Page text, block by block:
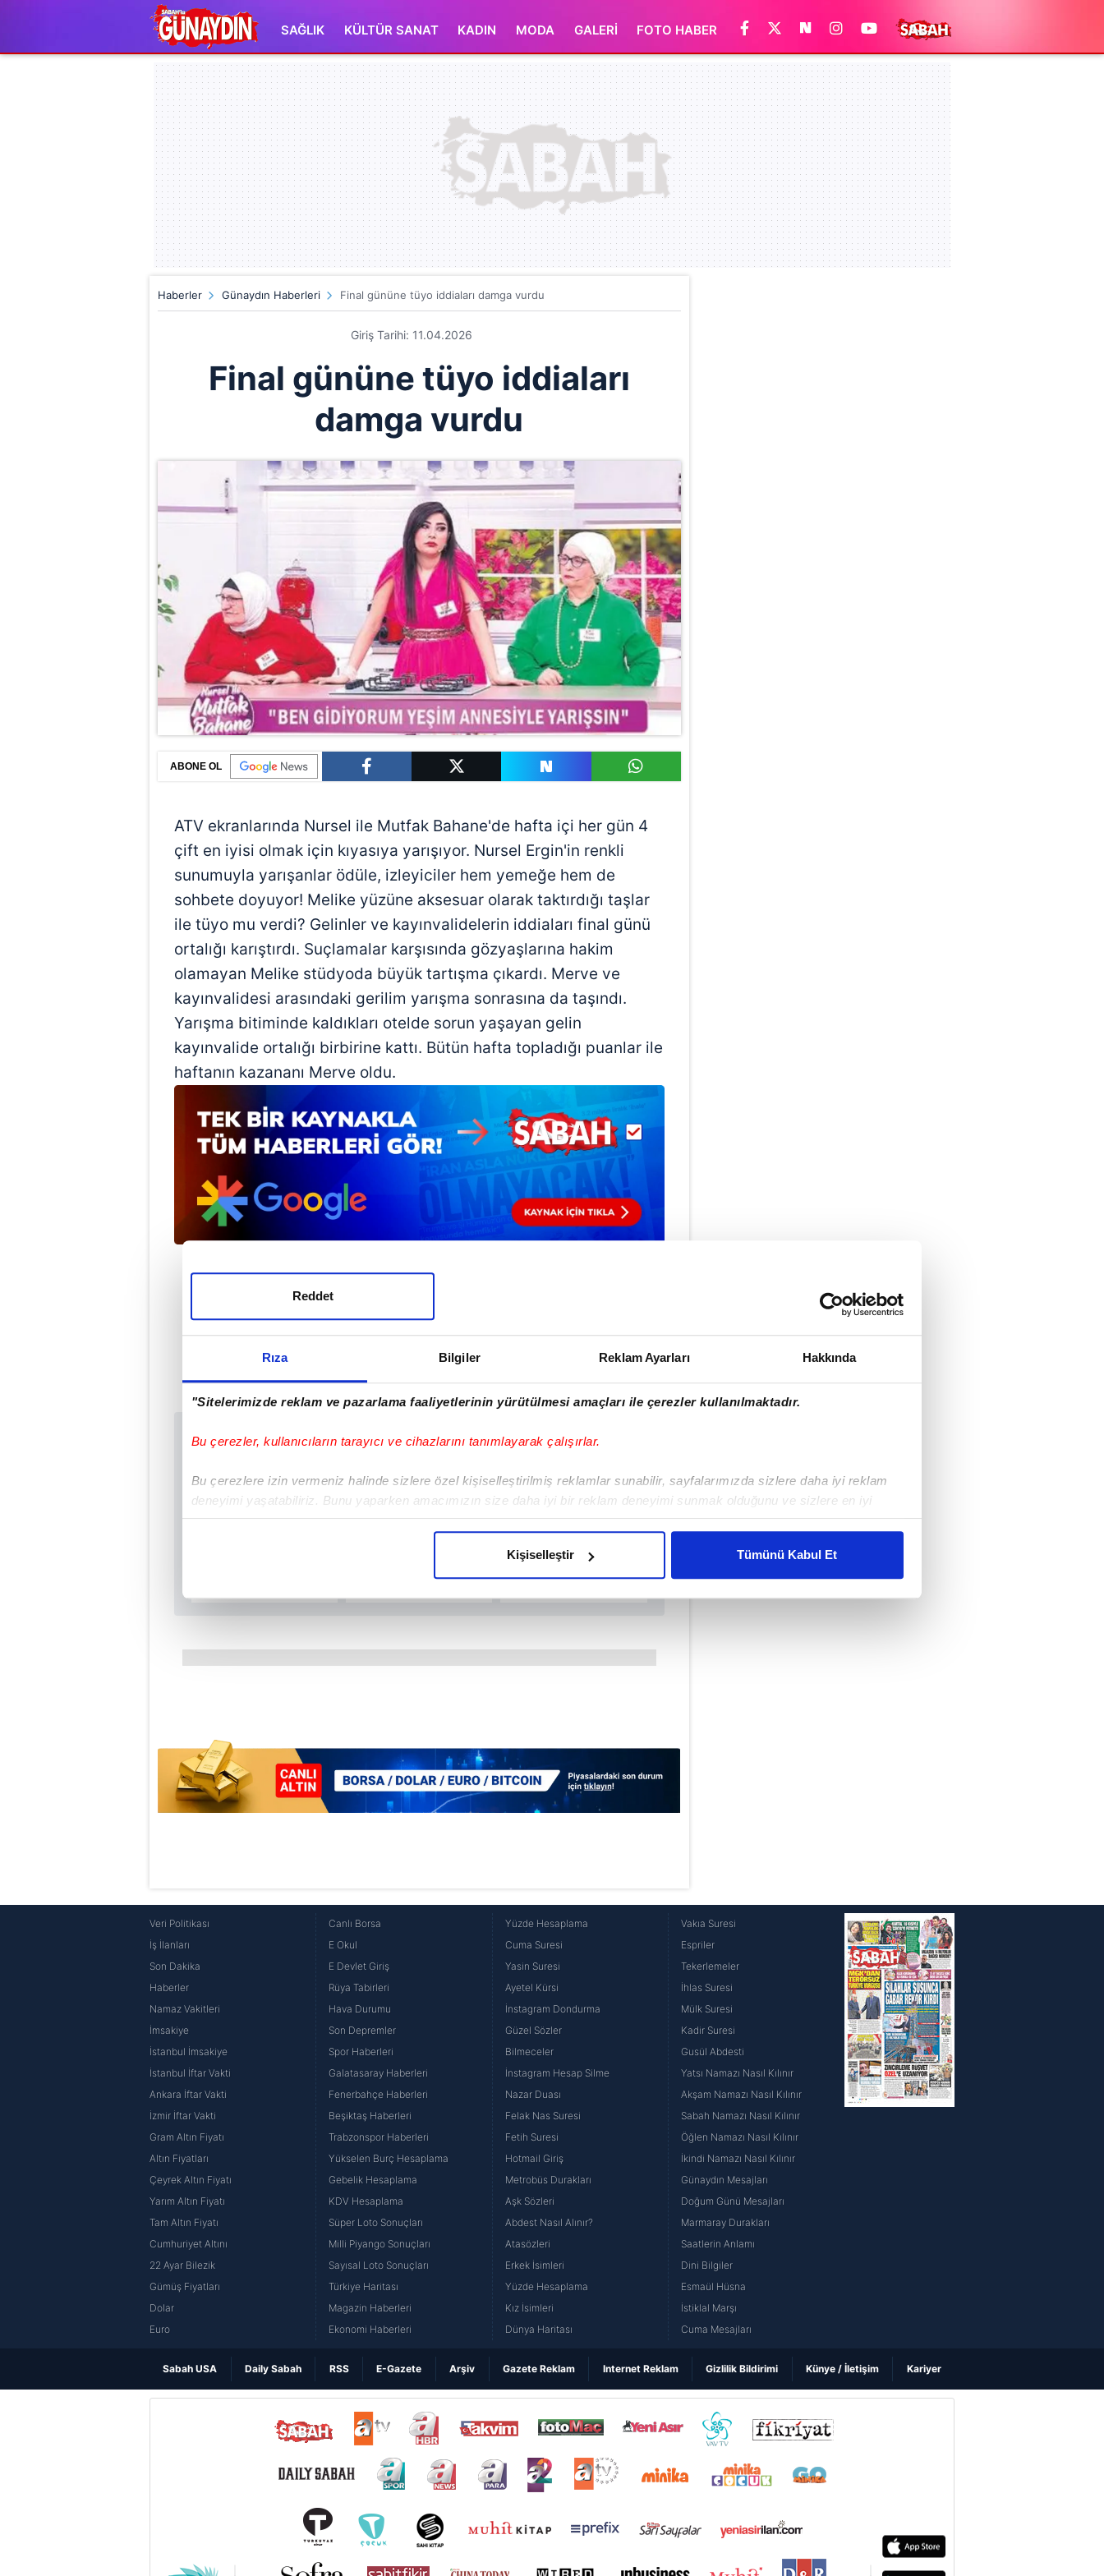
Rıza Bilgiler Reklam Ayarları Hakkında
"Sitelerimizde reklam ve pazarlama faaliyetlerinin yürütülmesi amaçları ile çerezler kullanılmaktadır.
Bu çerezler, kullanıcıların tarayıcı ve cihazlarını tanımlayarak çalışırlar.
Bu çerezlere izin vermeniz halinde sizlere özel kişiselleştirilmiş reklamlar sunabilir, sayfalarımızda sizlere daha iyi reklam
deneyimi yaşatabiliriz. Bunu yaparken amacımızın size daha iyi bir reklam deneyimi sunmak olduğunu ve sizlere en iyi
içerikleri sunabilmek adına elimizden gelen çabayı gösterdiğimizi ve bu noktada, reklamların maliyetlerimizi karşılamak
Her halükârda, kullanıcılar, bu çerezlere izin vermedikleri takdirde, kullanıcılara hedefli reklamlar gösterilmeyecektir."
Sizlere daha iyi bir hizmet sunabilmek için İnternet Sitemizde kendimize ve üçüncü kişilere ait çerezler kullanılmaktadır. Bu
butonuna tıklayabilir,
6698 sayılı Kişisel Verilerin Korunması Kanunu uyarınca hazırlanmış Aydınlatma Metnimizi okumak ve sitemizde ilgili
mevzuata uygun olarak kullanılan çerezlerle ilgili bilgi almak için lütfen
tıklayınız
Reddet
Kişiselleştir Tümünü Kabul Et
SAĞLIK KÜLTÜR SANAT KADIN MODA GALERİ FOTO HABER
Haberler Günaydın Haberleri Final gününe tüyo iddiaları damga vurdu
Giriş Tarihi: 11.04.2026
Final gününe tüyo iddiaları
damga vurdu
ABONE OL
ATV ekranlarında Nursel ile Mutfak Bahane'de hafta içi her gün 4
çift en iyisi olmak için kıyasıya yarışıyor. Nursel Ergin'in renkli
sunumuyla yarışanlar ödüle, izleyiciler hem yemeğe hem de
sohbete doyuyor! Melike yüzüne aksesuar olarak taktırdığı taşlar
ile tüyo mu verdi? Gelinler ve kayınvalidelerin iddiaları final günü
ortalığı karıştırdı. Suçlamalar karşısında gözyaşlarına hakim
olamayan Melike stüdyoda büyük tartışma çıkardı. Merve ve
kayınvalidesi arasındaki gerilim yarışma sonrasına da taşındı.
Yarışma bitiminde kaldıkları otelde sorun yaşayan gelin
kayınvalide ortalığı birbirine kattı. Bütün hafta topladığı puanlar ile
haftanın kazananı Merve oldu.
Mete Efendioğlu - Editör
Sabah.com.tr Uygulamamızı İndirin
Veri Politikası
İş İlanları
Son Dakika
Haberler
Namaz Vakitleri
İmsakiye
İstanbul İmsakiye
İstanbul İftar Vakti
Ankara İftar Vakti
İzmir İftar Vakti
Gram Altın Fiyatı
Altın Fiyatları
Çeyrek Altın Fiyatı
Yarım Altın Fiyatı
Tam Altın Fiyatı
Cumhuriyet Altını
22 Ayar Bilezik
Gümüş Fiyatları
Dolar
Euro
Canlı Borsa
E Okul
E Devlet Giriş
Rüya Tabirleri
Hava Durumu
Son Depremler
Spor Haberleri
Galatasaray Haberleri
Fenerbahçe Haberleri
Beşiktaş Haberleri
Trabzonspor Haberleri
Yükselen Burç Hesaplama
Gebelik Hesaplama
KDV Hesaplama
Süper Loto Sonuçları
Milli Piyango Sonuçları
Sayısal Loto Sonuçları
Türkiye Haritası
Magazin Haberleri
Ekonomi Haberleri
Yüzde Hesaplama
Cuma Suresi
Yasin Suresi
Ayetel Kürsi
İnstagram Dondurma
Güzel Sözler
Bilmeceler
İnstagram Hesap Silme
Nazar Duası
Felak Nas Suresi
Fetih Suresi
Hotmail Giriş
Metrobüs Durakları
Aşk Sözleri
Abdest Nasıl Alınır?
Atasözleri
Erkek İsimleri
Yüzde Hesaplama
Kız İsimleri
Dünya Haritası
Vakıa Suresi
Espriler
Tekerlemeler
İhlas Suresi
Mülk Suresi
Kadir Suresi
Gusül Abdesti
Yatsı Namazı Nasıl Kılınır
Akşam Namazı Nasıl Kılınır
Sabah Namazı Nasıl Kılınır
Öğlen Namazı Nasıl Kılınır
İkindi Namazı Nasıl Kılınır
Günaydın Mesajları
Doğum Günü Mesajları
Marmaray Durakları
Saatlerin Anlamı
Dini Bilgiler
Esmaül Hüsna
İstiklal Marşı
Cuma Mesajları
Sabah USA Daily Sabah RSS E-Gazete Arşiv Gazete Reklam Internet Reklam Gizlilik Bildirimi Künye / İletişim Kariyer